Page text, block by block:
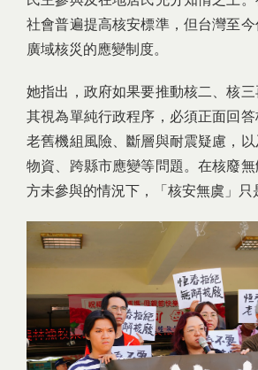
社會普遍提高核安標準，但台灣至
廣域核災的應變制度。
她指出，政府如果要推動核二、核
其視為單純行政程序，必須正面回答
老舊機組風險、斷層與耐震疑慮，
物資、跨縣市應變等問題。在核廢
方未參與的情況下，「核安無虞」只